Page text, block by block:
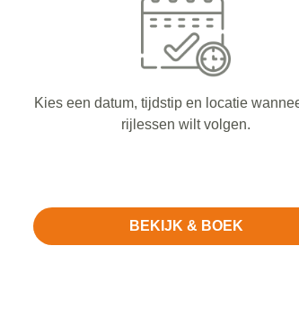
Kies een datum, tijdstip en locatie
rijlessen wilt volgen.
BEKIJK & BOEK